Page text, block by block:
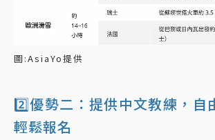
圖:AsiaYo提供
2️⃣優勢二：提供中文教練，自
輕鬆報名